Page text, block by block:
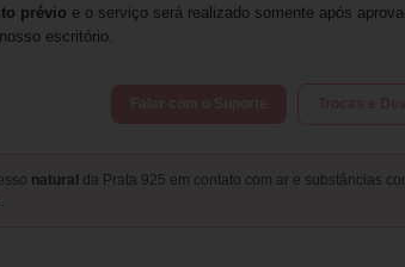
prévio e o serviço será realizado somente após
escritório.
natural da Prata 925 em contato com ar e substâncias